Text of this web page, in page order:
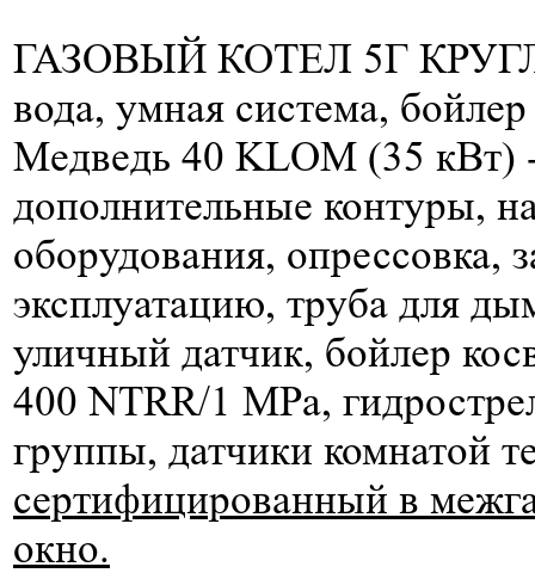
ГАЗОВЫЙ КОТЕЛ 5Г
вода, умная система,
Медведь 40 KLOM (35
дополнительные контуры,
оборудования, опрессовка,
эксплуатацию, труба для
уличный датчик, бойлер
400 NTRR/1 МРа,
группы, датчики комнатой
сертифицированный в
окно.